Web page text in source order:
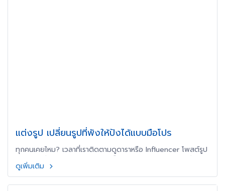
แต่งรูป เปลี่ยนรูปที่พังให้ปังได้แบบมือโปร
ทุกคนเคยไหม? เวลาที่เราติดตามดูดาราหรือ Influencer โพสต์รูป
สวย ๆ หล่อ ๆ ลง Facebook หรือ Instagram แล้วอยากถ่ายให้
ได้แบบนั้นบ้าง
ดูเพิ่มเติม